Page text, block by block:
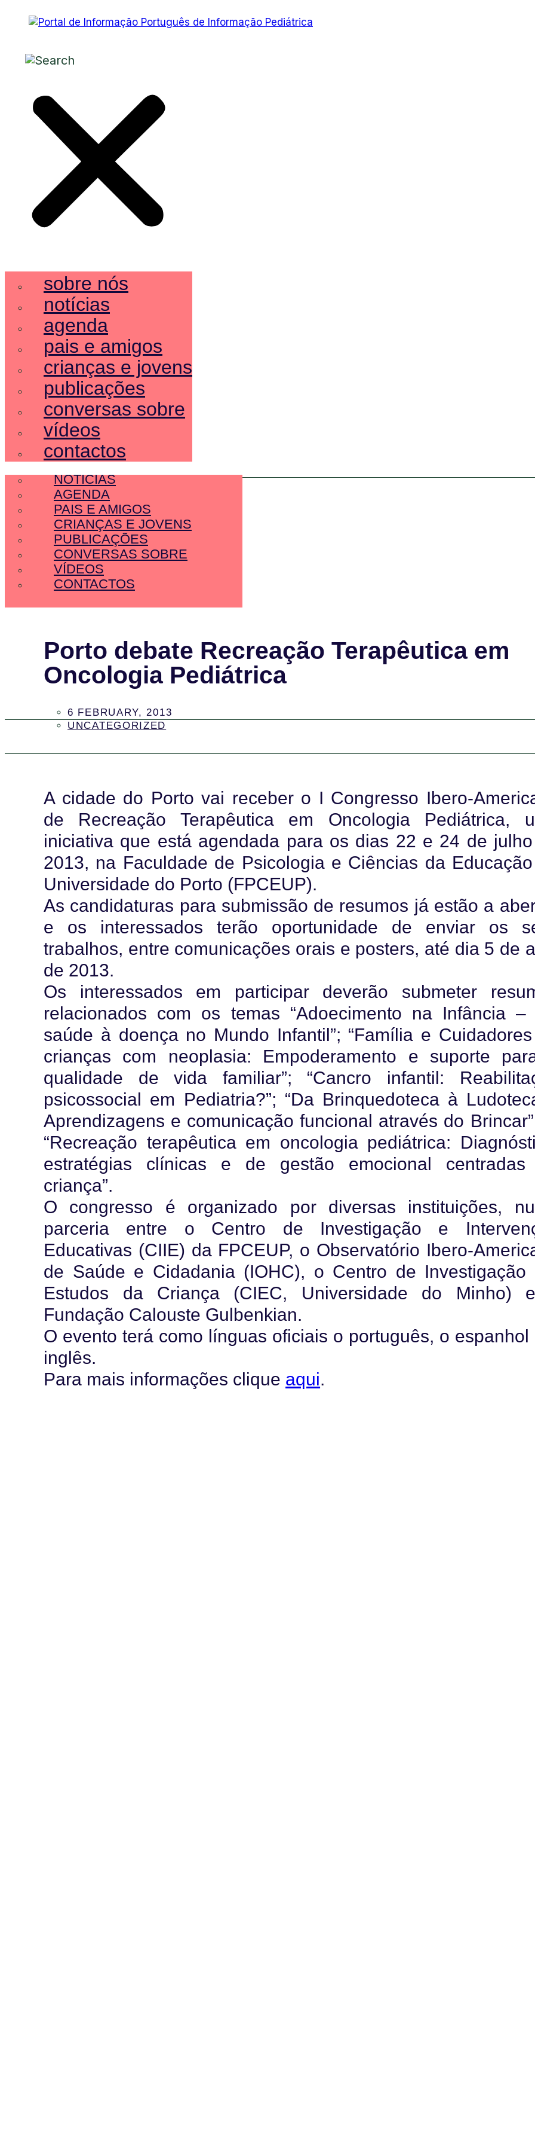
sobre nós
notícias
agenda
pais e amigos
crianças e jovens
publicações
conversas sobre
vídeos
contactos
SOBRE NÓS
NOTÍCIAS
AGENDA
PAIS E AMIGOS
CRIANÇAS E JOVENS
PUBLICAÇÕES
CONVERSAS SOBRE
VÍDEOS
CONTACTOS
Porto debate Recreação Terapêutica em
Oncologia Pediátrica
6 FEBRUARY, 2013
UNCATEGORIZED
A cidade do Porto vai receber o I Congresso Ibero-
de Recreação Terapêutica em Oncologia Pediátrica,
iniciativa que está agendada para os dias 22 e 24 de
2013, na Faculdade de Psicologia e Ciências da
Universidade do Porto (FPCEUP).
As candidaturas para submissão de resumos já estão a
e os interessados terão oportunidade de enviar os
trabalhos, entre comunicações orais e posters, até dia 5 de
de 2013.
Os interessados em participar deverão submeter
relacionados com os temas “Adoecimento na Infância –
saúde à doença no Mundo Infantil”; “Família e
crianças com neoplasia: Empoderamento e suporte
qualidade de vida familiar”; “Cancro infantil:
psicossocial em Pediatria?”; “Da Brinquedoteca à
Aprendizagens e comunicação funcional através do
“Recreação terapêutica em oncologia pediátrica:
estratégias clínicas e de gestão emocional
criança”.
O congresso é organizado por diversas instituições,
parceria entre o Centro de Investigação e
Educativas (CIIE) da FPCEUP, o Observatório Ibero-
de Saúde e Cidadania (IOHC), o Centro de Investigação
Estudos da Criança (CIEC, Universidade do Minho)
Fundação Calouste Gulbenkian.
O evento terá como línguas oficiais o português, o espanhol
inglês.
Para mais informações clique aqui.